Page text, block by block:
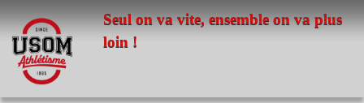
Seul on va vite, ensemble on va plus
loin !